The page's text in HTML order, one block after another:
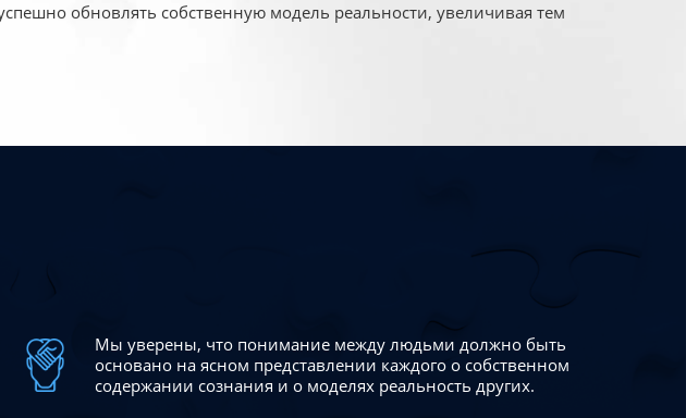
обновлять собственную модель реальности, увеличивая тем
Мы уверены, что понимание между людьми должно быть
основано на ясном представлении каждого о собственном
содержании сознания и о моделях реальность других.